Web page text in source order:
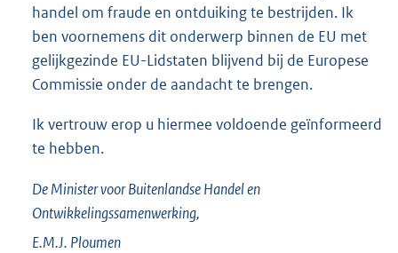
handel om fraude en ontduiking te bestrijden. Ik
ben voornemens dit onderwerp binnen de EU met
gelijkgezinde EU-Lidstaten blijvend bij de Europese
Commissie onder de aandacht te brengen.
Ik vertrouw erop u hiermee voldoende geïnformeerd
te hebben.
De Minister voor Buitenlandse Handel en
Ontwikkelingssamenwerking,
E.M.J. Ploumen